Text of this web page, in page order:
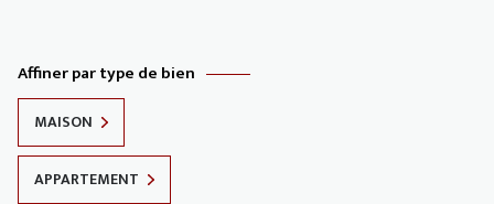
Affiner par type de bien
MAISON
APPARTEMENT